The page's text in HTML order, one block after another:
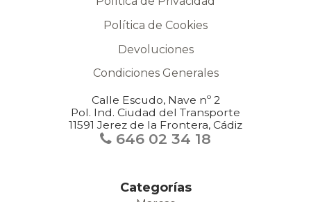
Política de Cookies
Devoluciones
Condiciones Generales
Calle Escudo, Nave nº 2
Pol. Ind. Ciudad del Transporte
11591 Jerez de la Frontera, Cádiz
646 02 34 18
Categorías